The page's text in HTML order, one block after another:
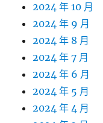
2024 年 10 月
2024 年 9 月
2024 年 8 月
2024 年 7 月
2024 年 6 月
2024 年 5 月
2024 年 4 月